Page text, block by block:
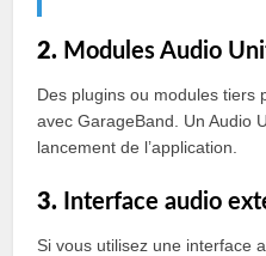
2. Modules Audio
Des plugins ou modules tiers
avec GarageBand. Un Audio
lancement de l’application.
3. Interface audio
Si vous utilisez une interface